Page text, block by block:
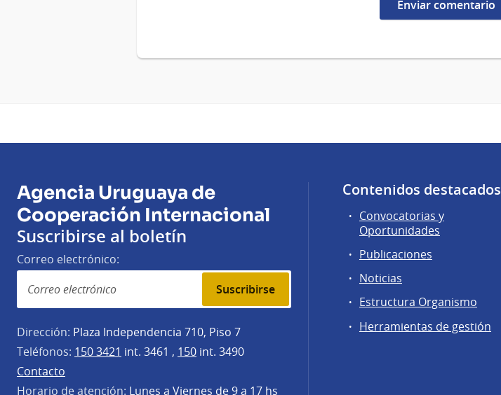
Agencia Uruguaya de
Cooperación Internacional
Suscribirse al boletín
Correo electrónico:
Suscribirse
Dirección: Plaza Independencia 710, Piso 7
Teléfonos: 150 3421 int. 3461 , 150 int. 3490
Contacto
Horario de atención: Lunes a Viernes de 9 a 17 hs
Contenidos destacados
Convocatorias y
Oportunidades
Publicaciones
Noticias
Estructura Organismo
Herramientas de gestión